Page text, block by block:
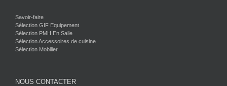
Savoir-faire
Sélection GIF Equipement
Sélection PMH En Salle
Sélection Accessoires de cuisine
Sélection Mobilier
NOUS CONTACTER